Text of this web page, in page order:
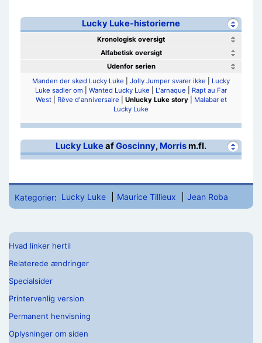
Lucky Luke-historierne
Kronologisk oversigt
Alfabetisk oversigt
Udenfor serien
Manden der skød Lucky Luke
Jolly Jumper svarer ikke
Lucky
Luke sadler om
Wanted Lucky Luke L'arnaque
Rapt au Far
West| Rêve d'anniversaire Unlucky Luke story|
Malabar et
Lucky Luke
Lucky Luke afGoscinny, Morrism.fl.
Kategorier: Lucky Luke Maurice Tillieux Jean Roba
Hvad linker hertil
Relaterede ændringer
Specialsider
Printervenlig version
Permanent henvisning
Oplysninger om siden